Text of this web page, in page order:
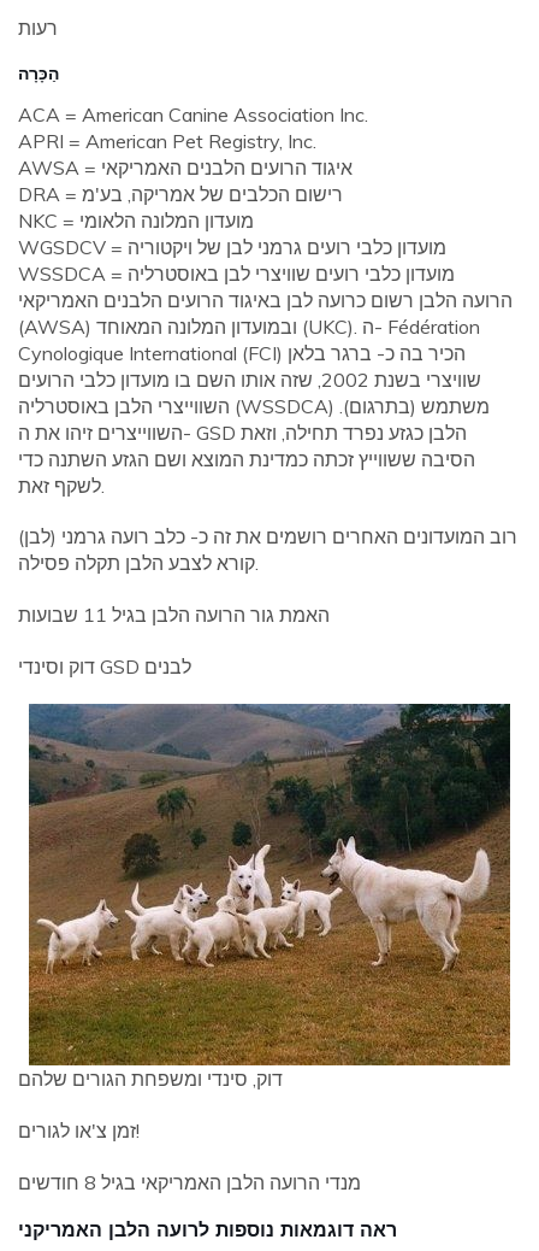
רעות
הַכָּרָה
ACA = American Canine Association Inc.
APRI = American Pet Registry, Inc.
AWSA = איגוד הרועים הלבנים האמריקאי
DRA = רישום הכלבים של אמריקה, בע'מ
NKC = מועדון המלונה הלאומי
WGSDCV = מועדון כלבי רועים גרמני לבן של ויקטוריה
WSSDCA = מועדון כלבי רועים שוויצרי לבן באוסטרליה
הרועה הלבן רשום כרועה לבן באיגוד הרועים הלבנים האמריקאי
(AWSA) ובמועדון המלונה המאוחד (UKC). ה- Fédération
Cynologique International (FCI) הכיר בה כ- ברגר בלאן
שוויצרי בשנת 2002, שזה אותו השם בו מועדון כלבי הרועים
השווייצרי הלבן באוסטרליה (WSSDCA) משתמש (בתרגום).
השווייצרים זיהו את ה- GSD הלבן כגזע נפרד תחילה, וזאת
הסיבה ששווייץ זכתה כמדינת המוצא ושם הגזע השתנה כדי
לשקף זאת.
רוב המועדונים האחרים רושמים את זה כ- כלב רועה גרמני (לבן)
קורא לצבע הלבן תקלה פסילה.
האמת גור הרועה הלבן בגיל 11 שבועות
דוק וסינדי GSD לבנים
דוק, סינדי ומשפחת הגורים שלהם
זמן צ'או לגורים!
מנדי הרועה הלבן האמריקאי בגיל 8 חודשים
ראה דוגמאות נוספות לרועה הלבן האמריקני